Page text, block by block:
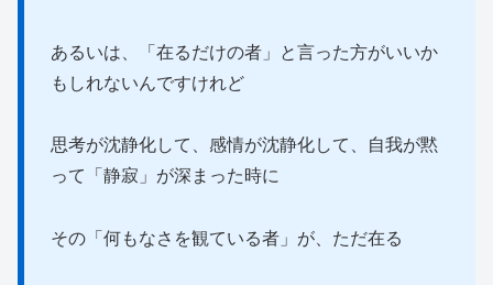
あるいは、「在るだけの者」と言った方がいいか
もしれないんですけれど
思考が沈静化して、感情が沈静化して、自我が黙
って「静寂」が深まった時に
その「何もなさを観ている者」が、ただ在る